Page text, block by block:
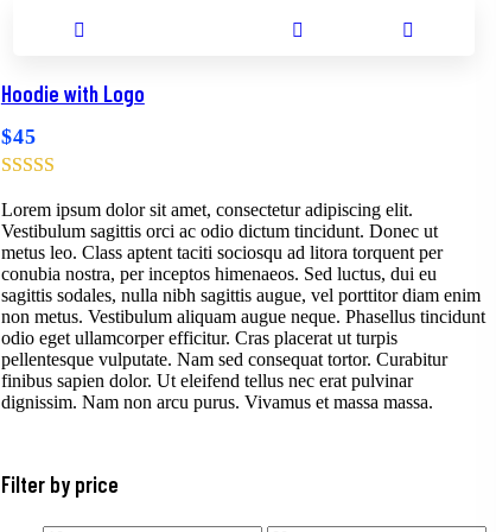
Hoodie with Logo
$45
Lorem ipsum dolor sit amet, consectetur adipiscing elit.
Vestibulum sagittis orci ac odio dictum tincidunt. Donec ut
metus leo. Class aptent taciti sociosqu ad litora torquent per
conubia nostra, per inceptos himenaeos. Sed luctus, dui eu
sagittis sodales, nulla nibh sagittis augue, vel porttitor diam enim
non metus. Vestibulum aliquam augue neque. Phasellus tincidunt
odio eget ullamcorper efficitur. Cras placerat ut turpis
pellentesque vulputate. Nam sed consequat tortor. Curabitur
finibus sapien dolor. Ut eleifend tellus nec erat pulvinar
dignissim. Nam non arcu purus. Vivamus et massa massa.
Filter by price